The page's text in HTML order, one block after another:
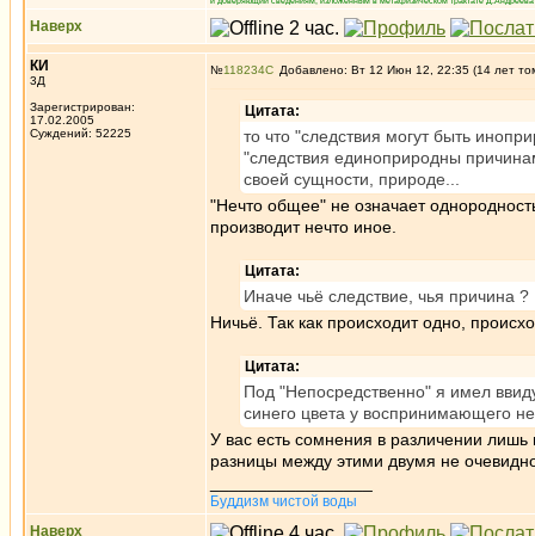
Наверх
КИ
3Д
Зарегистрирован:
17.02.2005
Суждений: 52225
№118234 Добавлено: Вт 12 Июн 12, 22:35 (14 лет
Цитата:
то что "следствия могут быть
"следствия единоприродны
своей сущности, природе...
"Нечто общее" не означает
производит нечто иное.
Цитата:
Иначе чьё следствие, чья причина ?
Ничьё. Так как происходит одно,
Цитата:
Под "Непосредственно" я имел
синего цвета у воспринимающего
У вас есть сомнения в различении
разницы между этими двумя не
Буддизм чистой воды
Наверх